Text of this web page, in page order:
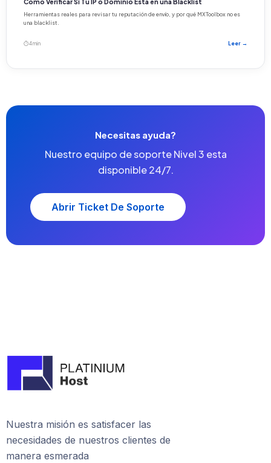
Herramientas reales para revisar tu reputación de envío, y por qué MXToolbox no es
una blacklist.
⏱ 4 min Leer →
Necesitas ayuda?
Nuestro equipo de soporte Nivel 3 esta
disponible 24/7.
Abrir Ticket De Soporte
Nuestra misión es satisfacer las
necesidades de nuestros clientes de
manera esmerada